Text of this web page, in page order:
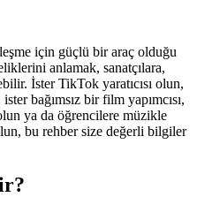
için güçlü bir araç olduğu
anlamak, sanatçılara,
İster TikTok yaratıcısı olun,
bağımsız bir film yapımcısı,
ya da öğrencilere müzikle
bu rehber size değerli bilgiler